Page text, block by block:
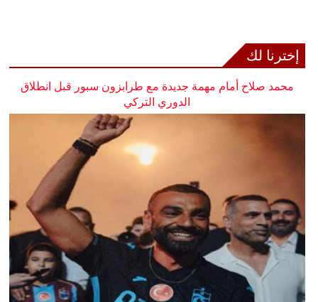
إخترنا لك
محمد صلاح أمام مهمة جديدة مع طرابزون سبور قبل انطلاق
الدوري التركي